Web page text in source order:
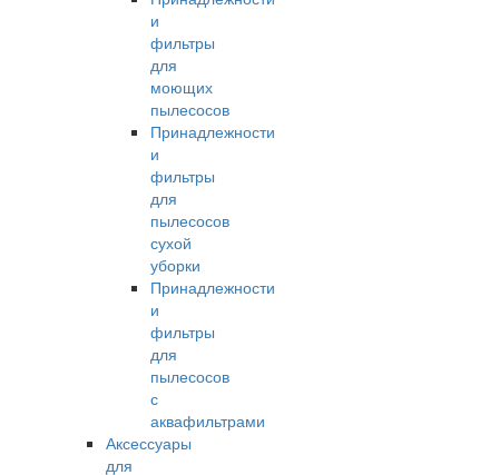
и
фильтры
для
моющих
пылесосов
Принадлежности
и
фильтры
для
пылесосов
сухой
уборки
Принадлежности
и
фильтры
для
пылесосов
с
аквафильтрами
Аксессуары
для